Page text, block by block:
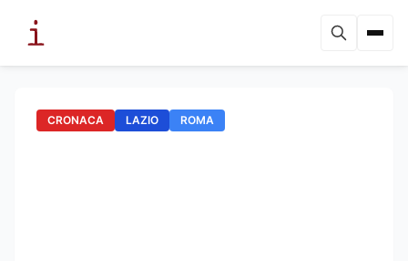
CRONACA LAZIO ROMA